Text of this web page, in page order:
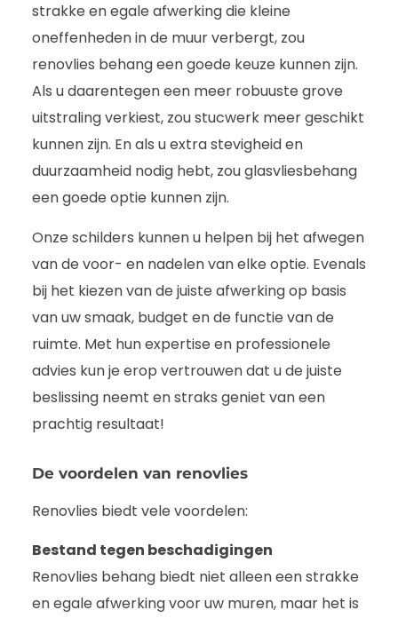
strakke en egale afwerking die kleine
oneffenheden in de muur verbergt, zou
renovlies behang een goede keuze kunnen zijn.
Als u daarentegen een meer robuuste grove
uitstraling verkiest, zou stucwerk meer geschikt
kunnen zijn. En als u extra stevigheid en
duurzaamheid nodig hebt, zou glasvliesbehang
een goede optie kunnen zijn.
Onze schilders kunnen u helpen bij het afwegen
van de voor- en nadelen van elke optie. Evenals
bij het kiezen van de juiste afwerking op basis
van uw smaak, budget en de functie van de
ruimte. Met hun expertise en professionele
advies kun je erop vertrouwen dat u de juiste
beslissing neemt en straks geniet van een
prachtig resultaat!
De voordelen van renovlies
Renovlies biedt vele voordelen:
Bestand tegen beschadigingen
Renovlies behang biedt niet alleen een strakke
en egale afwerking voor uw muren, maar het is